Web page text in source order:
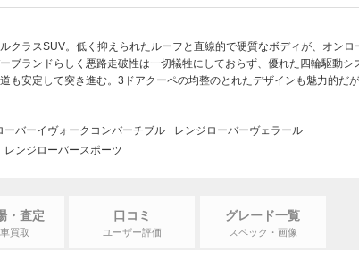
クラスSUV。低く抑えられたルーフと直線的で硬質なボディが、オンロ
ブランドらしく悪路走破性は一切犠牲にしておらず、優れた四輪駆動シ
も安定して突き進む。3ドアクーペの均整のとれたデザインも魅力的だ
ーバーイヴォークコンバーチブル
レンジローバーヴェラール
レンジローバースポーツ
・査定
買取
口コミ
ユーザー評価
グレード一覧
スペック・画像